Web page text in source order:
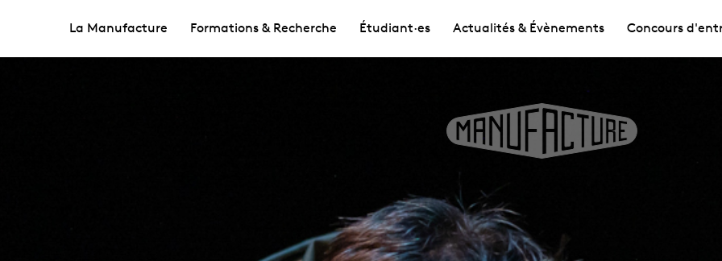
La Manufacture Formations & Recherche Étudiant·es Actualités & Évènements Concours